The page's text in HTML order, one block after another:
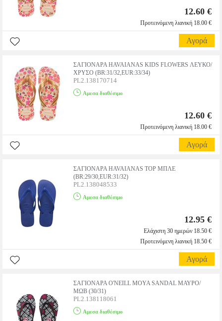
12.60 €
Προτεινόμενη λιανική 18.00 €
Αγορά
ΣΑΓΙΟΝΑΡΑ HAVAIANAS KIDS FLOWERS ΛΕΥΚΟ/
ΧΡΥΣΟ (BR:31/32,EUR:33/34)
PL2.138170714
Αμεσα διαθέσιμο
12.60 €
Προτεινόμενη λιανική 18.00 €
Αγορά
ΣΑΓΙΟΝΑΡΑ HAVAIANAS TOP ΜΠΛΕ
(BR:29/30,EUR:31/32)
PL2.138048533
Αμεσα διαθέσιμο
12.95 €
Ελάχιστη 30 ημερών 18.50 €
Προτεινόμενη λιανική 18.50 €
Αγορά
ΣΑΓΙΟΝΑΡΑ O'NEILL MOYA SANDAL ΜΑΥΡΟ/
ΜΩΒ (30/31)
PL2.138118061
Αμεσα διαθέσιμο